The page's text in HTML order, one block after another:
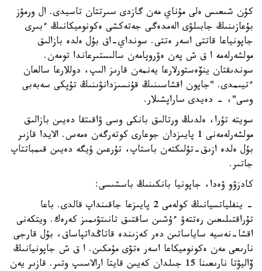
كۇن شىعىس ەلى مۇناي مەن گازدى سىرتتان تاسيدى. ال ورمۋز
بۇعازىنىڭ جابىلۋى الەمدەگى جەتەكشى ەكونوميكانىڭ ءبىرى
جاپونياعا قاتتى اسەر ەتتى. سونداي-اق بۇل ەلدە بازالىق
مولشەرلەمە ا ق ش پەن ەۋروپامەن سالىستىرعاندا تومەن.
سوندىقتان ينۆەستورلارعا يەنمەن قارىز الىپ، دوللارعا سالعان
ءتيىمدى. "جاپون اقشاسىنىڭ قۇنسىزدانۋىنىڭ تۇپكى سەبەبى
وسى"، - دەيدى ساراپشىلار.
سويتە تۇرا، ەلدىڭ ورتالىق بانكى وسى ۋاقىتقا دەيىن بازالىق
مولشەرلەمەنى 1 پايىزدان جوعارى كوتەرگەن ەمەس. الايدا قازىر
بۇل ەلدە ازىق-تۇلىكتەن باستاپ، تۇرعىن ۇيگە دەيىن قىمباتتاپ
جاتىر.
كادزۋو ۋەدا، جاپونيا بانكىنىڭ باسشىسى:
- ينفلياتسيانىڭ كولەمى 2 پايىزعا جاقىنداپ قالدى. باعا
تۇراقتىلىعىن رەتتەۋ ءۇشىن ساقتىق تانىتۋىمىز كەرەك. ويتكەنى
اقشا-نەسيە ساياساتىن دەر كەزىندە قاتاڭداتپاساق، بۇل قارجى
نارىعى مەن ەكونوميكاعا اسەر ەتۋى مۇمكىن. ا ق ش جاپونيانىڭ
ۆاليۋتا نارىعىنا 15 جىلدان كەيىن قايتا ارالاسىپ وتىر. قازىر يەن